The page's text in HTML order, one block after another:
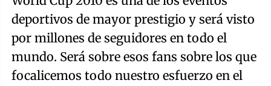
deportivos de mayor prestigio y será visto
por millones de seguidores en todo el
mundo. Será sobre esos fans sobre los que
focalicemos todo nuestro esfuerzo en el